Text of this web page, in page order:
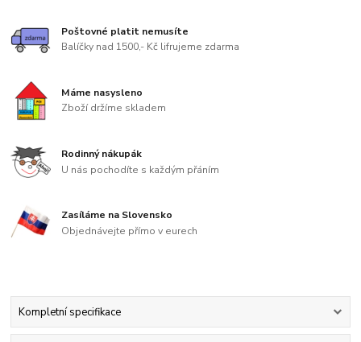
Poštovné platit nemusíte
Balíčky nad 1500,- Kč lifrujeme zdarma
Máme nasysleno
Zboží držíme skladem
Rodinný nákupák
U nás pochodíte s každým přáním
Zasíláme na Slovensko
Objednávejte přímo v eurech
Kompletní specifikace